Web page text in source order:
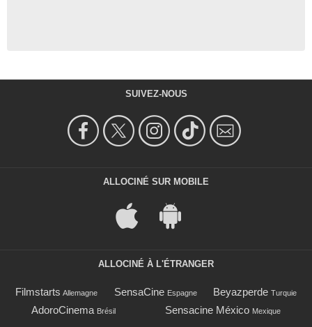
SUIVEZ-NOUS
ALLOCINÉ SUR MOBILE
ALLOCINÉ À L'ÉTRANGER
Filmstarts Allemagne SensaCine Espagne Beyazperde Turquie
AdoroCinema Brésil Sensacine México Mexique